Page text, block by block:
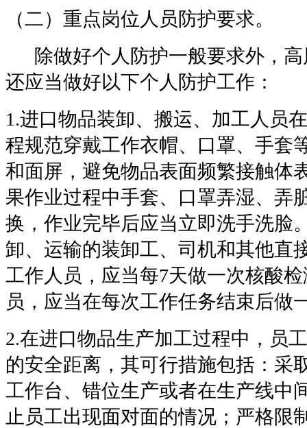
（二）重点岗位人员防护要求。
除做好个人防护一般要求外，高
还应当做好以下个人防护工作：
1.进口物品装卸、搬运、加工人员
程规范穿戴工作衣帽、口罩、手套
和面屏，避免物品表面频繁接触体
果作业过程中手套、口罩弄湿、弄
换，作业完毕后应当立即洗手洗脸
卸、运输的装卸工、司机和其他直
工作人员，应当每7天做一次核酸
员，应当在每次工作任务结束后做
2.在进口物品生产加工过程中，员
的安全距离，其可行措施包括：采
工作台、错位生产或者在生产线中
止员工出现面对面的情况；严格限